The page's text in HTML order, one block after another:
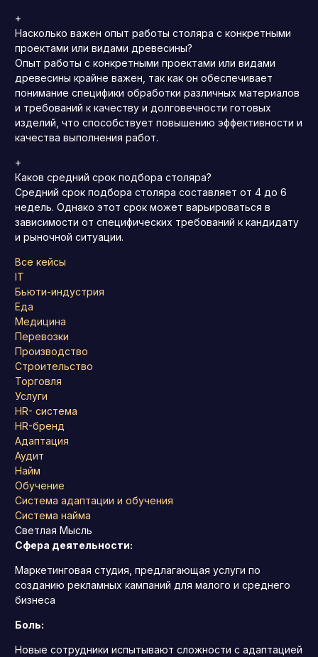
+
Насколько важен опыт работы столяра с конкретными
проектами или видами древесины?
Опыт работы с конкретными проектами или видами
древесины крайне важен, так как он обеспечивает
понимание специфики обработки различных материалов
и требований к качеству и долговечности готовых
изделий, что способствует повышению эффективности и
качества выполнения работ.
+
Каков средний срок подбора столяра?
Средний срок подбора столяра составляет от 4 до 6
недель. Однако этот срок может варьироваться в
зависимости от специфических требований к кандидату
и рыночной ситуации.
Все кейсы
IT
Бьюти-индустрия
Еда
Медицина
Перевозки
Производство
Строительство
Торговля
Услуги
HR- система
HR-бренд
Адаптация
Аудит
Найм
Обучение
Система адаптации и обучения
Система найма
Светлая Мысль
Сфера деятельности:
Маркетинговая студия, предлагающая услуги по
созданию рекламных кампаний для малого и среднего
бизнеса
Боль:
Новые сотрудники испытывают сложности с адаптацией